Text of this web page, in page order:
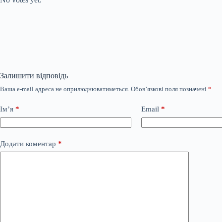
Залишити відповідь
Ваша e-mail адреса не оприлюднюватиметься. Обов’язкові поля позначені *
Ім’я * Email *
Додати коментар *